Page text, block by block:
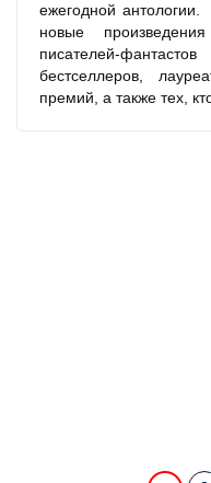
ежегодной
новые
писателей-
бестселлеров,
премий, а также тех,